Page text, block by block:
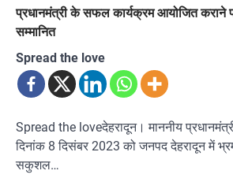
प्रधानमंत्री के सफल कार्यक्रम आयोजित कराने
सम्मानित
Spread the love
Spread the loveदेहरादून। माननीय
दिनांक 8 दिसंबर 2023 को जनपद देहरादून में
सकुशल…